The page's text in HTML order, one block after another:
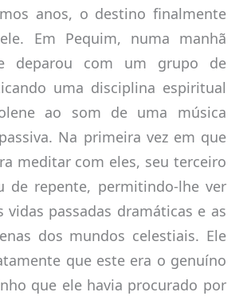
anos, o destino finalmente
Em Pequim, numa manhã
deparou com um grupo de
uma disciplina espiritual
ao som de uma música
Na primeira vez em que
meditar com eles, seu terceiro
de repente, permitindo-lhe ver
vidas passadas dramáticas e as
dos mundos celestiais. Ele
que este era o genuíno
que ele havia procurado por